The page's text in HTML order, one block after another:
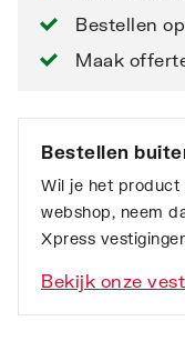
Bestellen
Maak
Bestellen
Wil je het product
webshop, neem
Xpress
Bekijk onze